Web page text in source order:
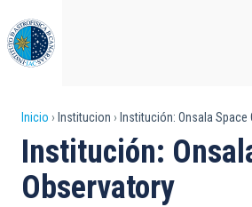
al
contenido
principal
Sobrescribir
enlaces
de
Inicio Institucion Institución: Onsala Space
Institución:
Observatory